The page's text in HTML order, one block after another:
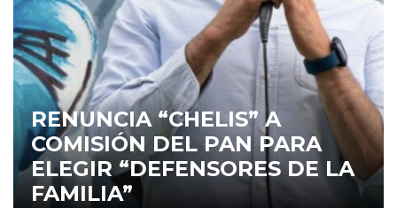
RENUNCIA “CHELIS” A
COMISIÓN DEL PAN PARA
ELEGIR “DEFENSORES DE LA
FAMILIA”